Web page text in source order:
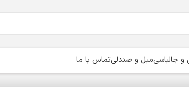
جالباسیمبل و صندلیتماس با ما